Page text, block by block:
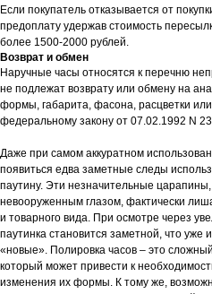
Если покупатель отказывается от
предоплату удержав стоимость
более 1500-2000 рублей.
Возврат и обмен
Наручные часы относятся к перечню
не подлежат возврату или обмену на
формы, габарита, фасона, расцветки
федеральному закону от 07.02.1992 N
Даже при самом аккуратном
появиться едва заметные следы
паутину. Эти незначительные
невооруженным глазом, фактически
и товарного вида. При осмотре через
паутинка становится заметной, что уже
«новые». Полировка часов – это
который может привести к
изменения их формы. К тому же,